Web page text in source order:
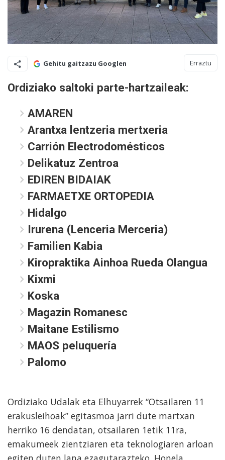
Gehitu gaitzazu Googlen Erraztu
Ordiziako saltoki parte-hartzaileak:
AMAREN
Arantxa lentzeria mertxeria
Carrión Electrodomésticos
Delikatuz Zentroa
EDIREN BIDAIAK
FARMAETXE ORTOPEDIA
Hidalgo
Irurena (Lenceria Merceria)
Familien Kabia
Kiropraktika Ainhoa Rueda Olangua
Kixmi
Koska
Magazin Romanesc
Maitane Estilismo
MAOS peluquería
Palomo
Ordiziako Udalak eta Elhuyarrek “Otsailaren 11
erakusleihoak” egitasmoa jarri dute martxan
herriko 16 dendatan, otsailaren 1etik 11ra,
emakumeek zientziaren eta teknologiaren arloan